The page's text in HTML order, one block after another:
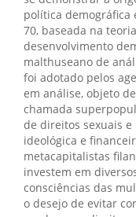
política demográfica
70, baseada na
desenvolvimento
malthuseano de
foi adotado pelos
em análise, objeto
chamada
de direitos sexuais
ideológica e
metacapitalistas
investem em
consciências das
o desejo de evitar